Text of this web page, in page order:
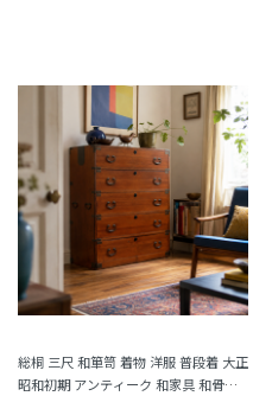
総桐 三尺 和箪笥 着物 洋服 普段着 大正
昭和初期 アンティーク 和家具 和骨董